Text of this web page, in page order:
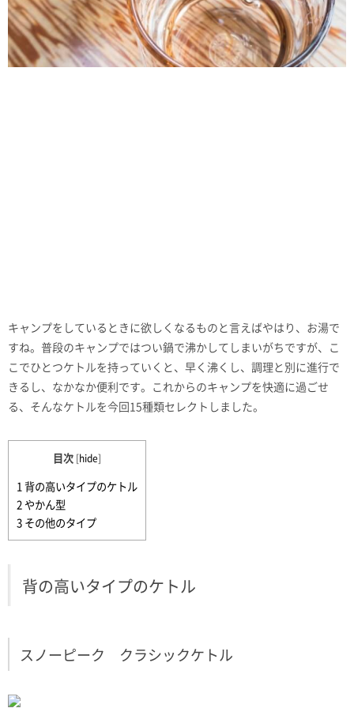
キャンプをしているときに欲しくなるものと言えばやはり、お湯で
すね。普段のキャンプではつい鍋で沸かしてしまいがちですが、こ
こでひとつケトルを持っていくと、早く沸くし、調理と別に進行で
きるし、なかなか便利です。これからのキャンプを快適に過ごせ
る、そんなケトルを今回15種類セレクトしました。
目次 [hide]
1背の高いタイプのケトル
2 やかん型
3 その他のタイプ
背の高いタイプのケトル
スノーピーク クラシックケトル